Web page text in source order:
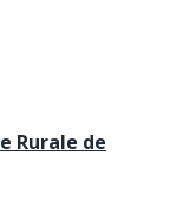
Rurale de